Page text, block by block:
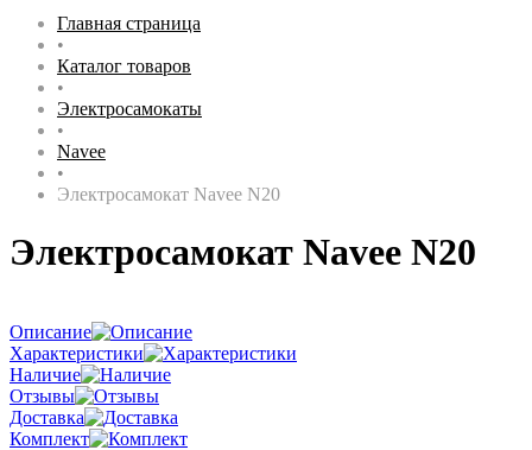
Главная страница
•
Каталог товаров
•
Электросамокаты
•
Navee
•
Электросамокат Navee N20
Электросамокат Navee N20
Описание
Характеристики
Наличие
Отзывы
Доставка
Комплект